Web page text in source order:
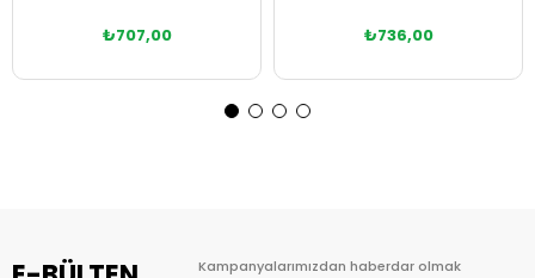
₺707,00 ₺736,00
Kampanyalarımızdan haberdar olmak